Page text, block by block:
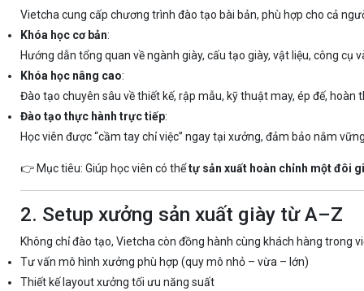
Vietcha cung cấp chương trình đào tạo bài bản, phù hợp cho cả
Khóa học cơ bản:
Hướng dẫn tổng quan về ngành giày, cấu tạo giày, vật liệu, công cụ
Khóa học nâng cao:
Đào tạo chuyên sâu về thiết kế, rập mẫu, kỹ thuật may, ép đế,
Đào tạo thực hành trực tiếp:
Học viên được “cầm tay chỉ việc” ngay tại xưởng, đảm bảo nắm
👉 Mục tiêu: Giúp học viên có thểtự sản xuất hoàn chỉnh một đôi
2. Setup xưởng sản xuất giày từ A–Z
Không chỉ đào tạo, Vietcha còn đồng hành cùng khách hàng trong
Tư vấn mô hình xưởng phù hợp (quy mô nhỏ – vừa – lớn)
Thiết kế layout xưởng tối ưu năng suất